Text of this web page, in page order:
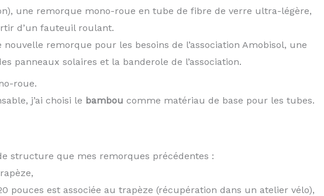
une remorque mono-roue en tube de fibre de verre ultra-légère,
d’un fauteuil roulant.
nouvelle remorque pour les besoins de l’association Amobisol, une
panneaux solaires et la banderole de l’association.
roue.
j’ai choisi le bambou comme matériau de base pour les tubes.
structure que mes remorques précédentes :
pouces est associée au trapèze (récupération dans un atelier vélo),